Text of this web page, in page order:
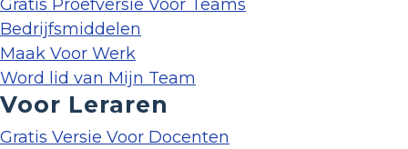
Gratis Proefversie Voor Teams
Bedrijfsmiddelen
Maak Voor Werk
Word lid van Mijn Team
Voor Leraren
Gratis Versie Voor Docenten